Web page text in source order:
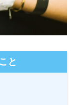
と